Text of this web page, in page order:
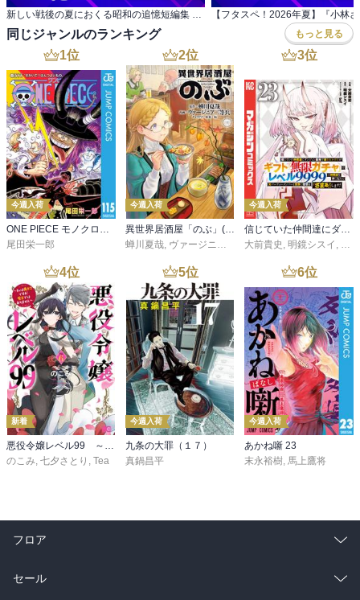
新しい戦後の夏におくる昭和の追憶短編集 「戦争めし」最新12巻など発売！
同じジャンルのランキング もっと見る
1位
今週入荷
尾田栄一郎
2位
今週入荷
蝉川夏哉 ヴァージニア二等兵 ,転
3位
今週入荷
大前貴史 明鏡シスイ
4位
新着
悪役令嬢レベル99 ～私は裏ボスですが魔王ではありません～ その６
のこみ, 七夕さとり , Tea
5位
今週入荷
九条の大罪（１７）
真鍋昌平
6位
今週入荷
あかね噺 23
末永裕樹, 馬上鷹将
フロア
総合
セール